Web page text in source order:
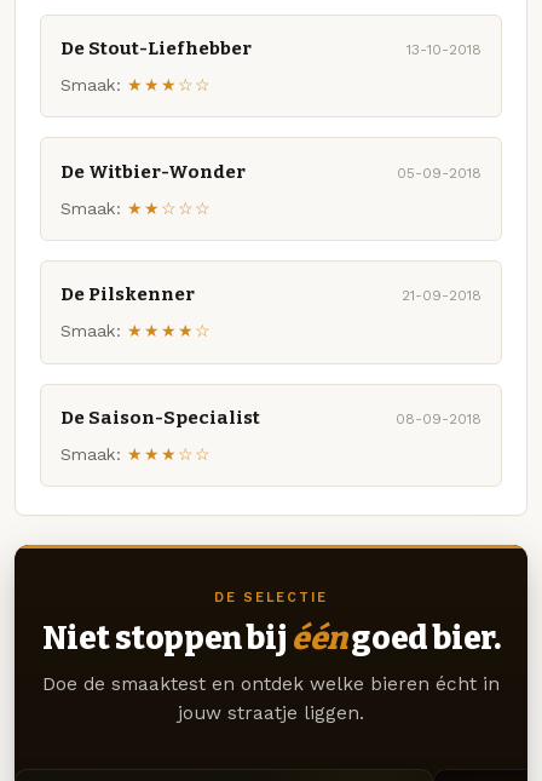
De Stout-Liefhebber 13-10-2018
Smaak: ★★★☆☆
De Witbier-Wonder 05-09-2018
Smaak: ★★☆☆☆
De Pilskenner 21-09-2018
Smaak: ★★★★☆
De Saison-Specialist 08-09-2018
Smaak: ★★★☆☆
DE SELECTIE
Niet stoppen bij ééngoed bier.
Doe de smaaktest en ontdek welke bieren écht in
jouw straatje liggen.